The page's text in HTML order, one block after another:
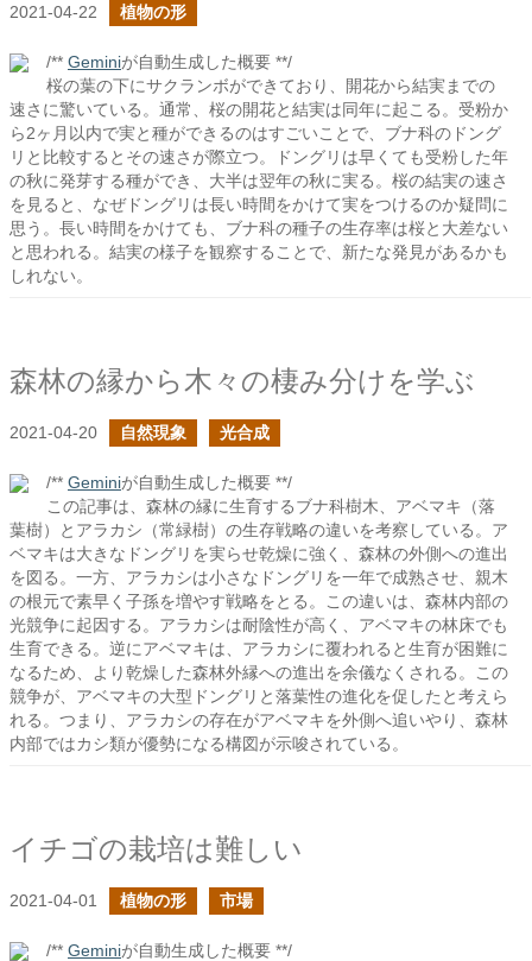
2021-04-22 植物の形
/** Geminiが自動生成した概要 **/
桜の葉の下にサクランボができており、開花から結実までの
速さに驚いている。通常、桜の開花と結実は同年に起こる。受粉か
ら2ヶ月以内で実と種ができるのはすごいことで、ブナ科のドング
リと比較するとその速さが際立つ。ドングリは早くても受粉した年
の秋に発芽する種ができ、大半は翌年の秋に実る。桜の結実の速さ
を見ると、なぜドングリは長い時間をかけて実をつけるのか疑問に
思う。長い時間をかけても、ブナ科の種子の生存率は桜と大差ない
と思われる。結実の様子を観察することで、新たな発見があるかも
しれない。
森林の縁から木々の棲み分けを学ぶ
2021-04-20 自然現象 光合成
/** Geminiが自動生成した概要 **/
この記事は、森林の縁に生育するブナ科樹木、アベマキ（落
葉樹）とアラカシ（常緑樹）の生存戦略の違いを考察している。ア
ベマキは大きなドングリを実らせ乾燥に強く、森林の外側への進出
を図る。一方、アラカシは小さなドングリを一年で成熟させ、親木
の根元で素早く子孫を増やす戦略をとる。この違いは、森林内部の
光競争に起因する。アラカシは耐陰性が高く、アベマキの林床でも
生育できる。逆にアベマキは、アラカシに覆われると生育が困難に
なるため、より乾燥した森林外縁への進出を余儀なくされる。この
競争が、アベマキの大型ドングリと落葉性の進化を促したと考えら
れる。つまり、アラカシの存在がアベマキを外側へ追いやり、森林
内部ではカシ類が優勢になる構図が示唆されている。
イチゴの栽培は難しい
2021-04-01 植物の形 市場
/** Geminiが自動生成した概要 **/